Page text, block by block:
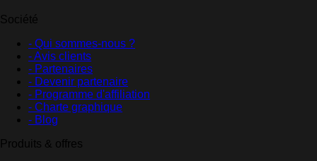
Société
- Qui sommes-nous ?
- Avis clients
- Partenaires
- Devenir partenaire
- Programme d'affiliation
- Charte graphique
- Blog
Produits & offres